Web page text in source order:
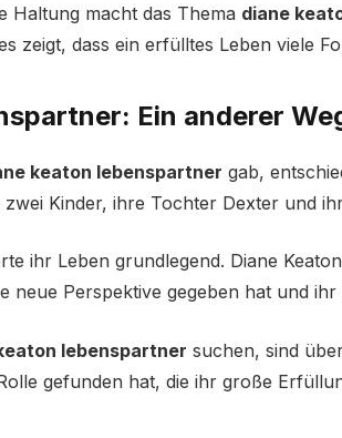
Haltung macht das Thema diane
zeigt, dass ein erfülltes Leben viele
Ein anderer
keaton lebenspartner gab,
zwei Kinder, ihre Tochter Dexter und
ihr Leben grundlegend. Diane
neue Perspektive gegeben hat und
lebenspartner suchen, sind
gefunden hat, die ihr große